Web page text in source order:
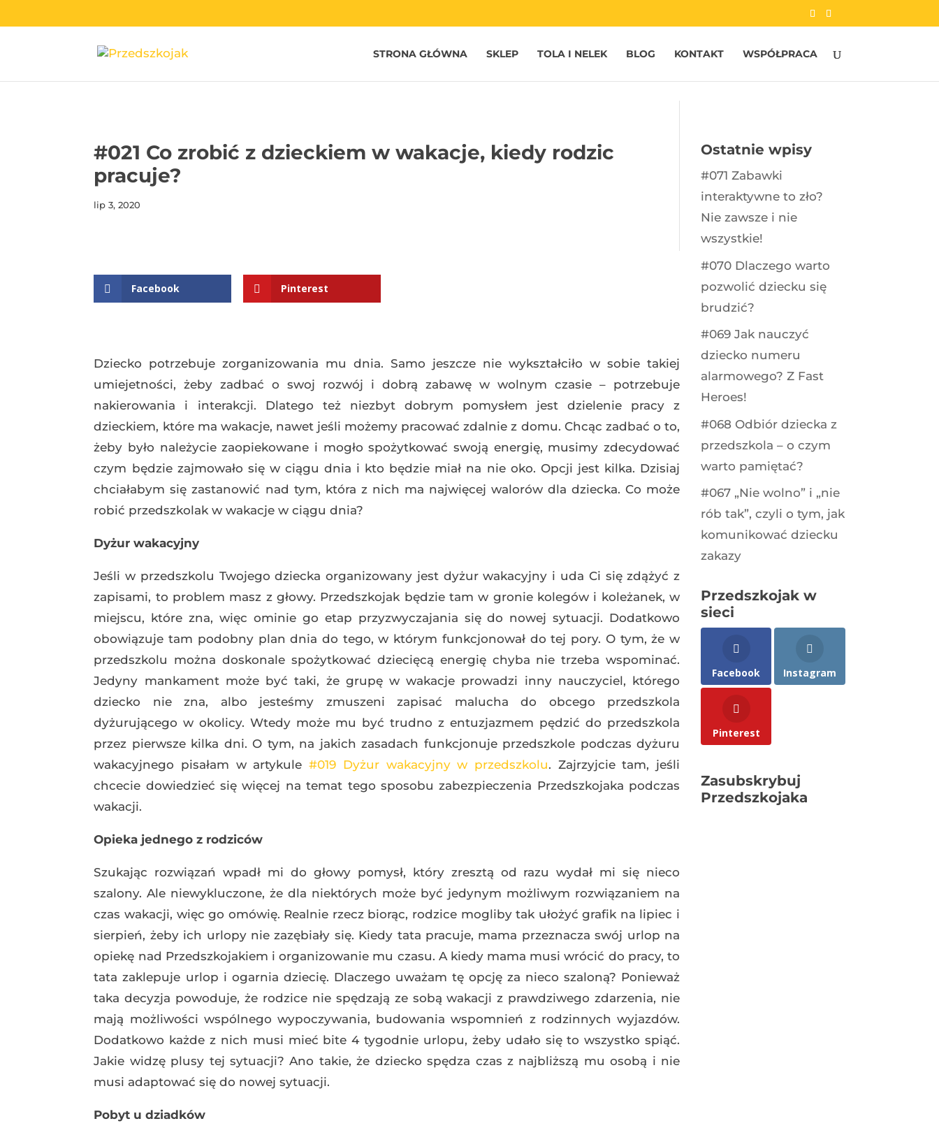
STRONA GŁÓWNA SKLEP TOLA I NELEK BLOG KONTAKT WSPÓŁPRACA
#021 Co zrobić z dzieckiem w wakacje, kiedy rodzic
pracuje?
lip 3, 2020
Facebook Pinterest
Dziecko potrzebuje zorganizowania mu dnia. Samo jeszcze nie wykształciło w sobie takiej
umiejetności, żeby zadbać o swoj rozwój i dobrą zabawę w wolnym czasie – potrzebuje
nakierowania i interakcji. Dlatego też niezbyt dobrym pomysłem jest dzielenie pracy z
dzieckiem, które ma wakacje, nawet jeśli możemy pracować zdalnie z domu. Chcąc zadbać o to,
żeby było należycie zaopiekowane i mogło spożytkować swoją energię, musimy zdecydować
czym będzie zajmowało się w ciągu dnia i kto będzie miał na nie oko. Opcji jest kilka. Dzisiaj
chciałabym się zastanowić nad tym, która z nich ma najwięcej walorów dla dziecka. Co może
robić przedszkolak w wakacje w ciągu dnia?
Dyżur wakacyjny
Jeśli w przedszkolu Twojego dziecka organizowany jest dyżur wakacyjny i uda Ci się zdążyć z
zapisami, to problem masz z głowy. Przedszkojak będzie tam w gronie kolegów i koleżanek, w
miejscu, które zna, więc ominie go etap przyzwyczajania się do nowej sytuacji. Dodatkowo
obowiązuje tam podobny plan dnia do tego, w którym funkcjonował do tej pory. O tym, że w
przedszkolu można doskonale spożytkować dziecięcą energię chyba nie trzeba wspominać.
Jedyny mankament może być taki, że grupę w wakacje prowadzi inny nauczyciel, którego
dziecko nie zna, albo jesteśmy zmuszeni zapisać malucha do obcego przedszkola
dyżurującego w okolicy. Wtedy może mu być trudno z entuzjazmem pędzić do przedszkola
przez pierwsze kilka dni. O tym, na jakich zasadach funkcjonuje przedszkole podczas dyżuru
wakacyjnego pisałam w artykule#019 Dyżur wakacyjny w przedszkolu. Zajrzyjcie tam, jeśli
chcecie dowiedzieć się więcej na temat tego sposobu zabezpieczenia Przedszkojaka podczas
wakacji.
Opieka jednego z rodziców
Szukając rozwiązań wpadł mi do głowy pomysł, który zresztą od razu wydał mi się nieco
szalony. Ale niewykluczone, że dla niektórych może być jedynym możliwym rozwiązaniem na
czas wakacji, więc go omówię. Realnie rzecz biorąc, rodzice mogliby tak ułożyć grafik na lipiec i
sierpień, żeby ich urlopy nie zazębiały się. Kiedy tata pracuje, mama przeznacza swój urlop na
opiekę nad Przedszkojakiem i organizowanie mu czasu. A kiedy mama musi wrócić do pracy, to
tata zaklepuje urlop i ogarnia dziecię. Dlaczego uważam tę opcję za nieco szaloną? Ponieważ
taka decyzja powoduje, że rodzice nie spędzają ze sobą wakacji z prawdziwego zdarzenia, nie
mają możliwości wspólnego wypoczywania, budowania wspomnień z rodzinnych wyjazdów.
Dodatkowo każde z nich musi mieć bite 4 tygodnie urlopu, żeby udało się to wszystko spiąć.
Jakie widzę plusy tej sytuacji? Ano takie, że dziecko spędza czas z najbliższą mu osobą i nie
musi adaptować się do nowej sytuacji.
Pobyt u dziadków
Ostatnie wpisy
#071 Zabawki
interaktywne to zło?
Nie zawsze i nie
wszystkie!
#070 Dlaczego warto
pozwolić dziecku się
brudzić?
#069 Jak nauczyć
dziecko numeru
alarmowego? Z Fast
Heroes!
#068 Odbiór dziecka z
przedszkola – o czym
warto pamiętać?
#067 „Nie wolno” i „nie
rób tak”, czyli o tym, jak
komunikować dziecku
zakazy
Przedszkojak w
sieci
Facebook Instagram
Pinterest
Zasubskrybuj
Przedszkojaka